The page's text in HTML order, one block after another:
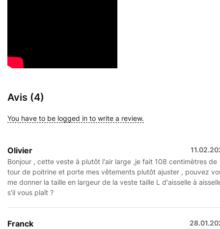
Avis (4)
You have to be logged in to write a review.
Olivier
Bonjour , cette veste à plutôt l'air large ,je fait 108 centimètres de
tour de poitrine et porte mes vêtements plutôt ajuster , pouvez
me donner la taille en largeur de la veste taille L d'aisselle à
s'il vous plaît ?
Franck